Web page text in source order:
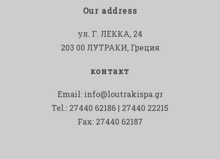
Our address
ул. Г. ЛЕККА, 24
203 00 ЛУТРАКИ, Греция
контакт
Email: info@loutrakispa.gr
Tel.: 27440 62186 | 27440 22215
Fax: 27440 62187